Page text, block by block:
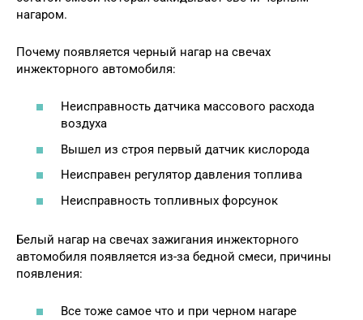
нагаром.
Почему появляется черный нагар на свечах
инжекторного автомобиля:
Неисправность датчика массового расхода
воздуха
Вышел из строя первый датчик кислорода
Неисправен регулятор давления топлива
Неисправность топливных форсунок
Белый нагар на свечах зажигания инжекторного
автомобиля появляется из-за бедной смеси, причины
появления:
Все тоже самое что и при черном нагаре